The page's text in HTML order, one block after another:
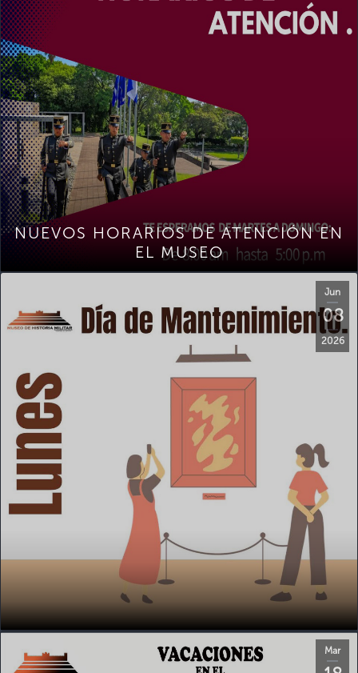
NUEVOS HORARIOS DE ATENCIÓN EN
EL MUSEO
Jun
08
2026
Mar